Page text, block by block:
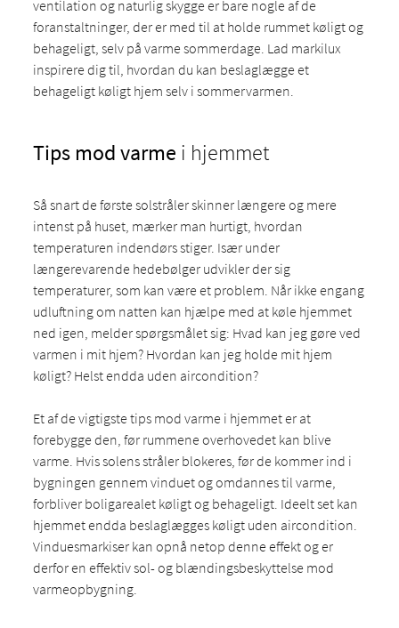
ventilation og naturlig skygge er bare nogle af de
foranstaltninger, der er med til at holde rummet køligt og
behageligt, selv på varme sommerdage. Lad markilux
inspirere dig til, hvordan du kan beslaglægge et
behageligt køligt hjem selv i sommervarmen.
Tips mod varme i hjemmet
Så snart de første solstråler skinner længere og mere
intenst på huset, mærker man hurtigt, hvordan
temperaturen indendørs stiger. Især under
længerevarende hedebølger udvikler der sig
temperaturer, som kan være et problem. Når ikke engang
udluftning om natten kan hjælpe med at køle hjemmet
ned igen, melder spørgsmålet sig: Hvad kan jeg gøre ved
varmen i mit hjem? Hvordan kan jeg holde mit hjem
køligt? Helst endda uden aircondition?
Et af de vigtigste tips mod varme i hjemmet er at
forebygge den, før rummene overhovedet kan blive
varme. Hvis solens stråler blokeres, før de kommer ind i
bygningen gennem vinduet og omdannes til varme,
forbliver boligarealet køligt og behageligt. Ideelt set kan
hjemmet endda beslaglægges køligt uden aircondition.
Vinduesmarkiser kan opnå netop denne effekt og er
derfor en effektiv sol- og blændingsbeskyttelse mod
varmeopbygning.